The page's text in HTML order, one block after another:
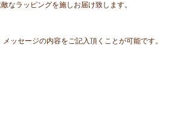
なラッピングを施しお届け致します。
ッセージの内容をご記入頂くことが可能です。